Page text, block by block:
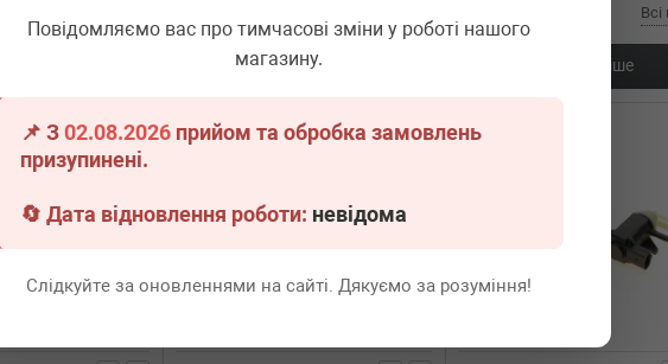
Повідомляємо вас про тимчасові зміни у роботі нашого
магазину.
📌 З02.08.2026 прийом та обробка замовлень
призупинені.
🔄 Дата відновлення роботи: невідома
Слідкуйте за оновленнями на сайті. Дякуємо за розуміння!
Докладніше
Всі
Докладніше